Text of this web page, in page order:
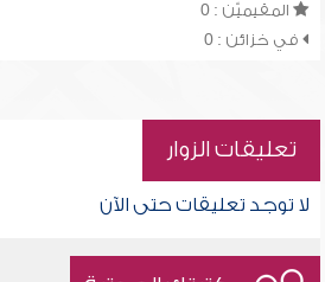
المقيميّن : 0
في خزائن : 0
تعليقات الزوار
لا توجد تعليقات حتى الآن